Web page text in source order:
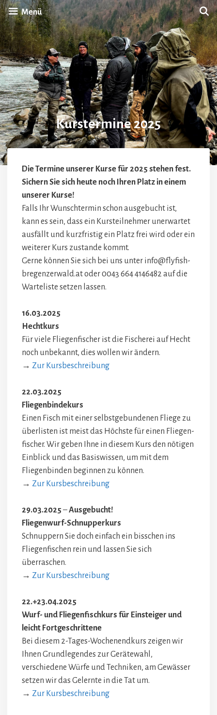
Zum
Inhalt
springen
Menü
Kurstermine 2025
Die Termine unserer Kurse für 2025 stehen fest.
Sichern Sie sich heute noch Ihren Platz in einem
unserer Kurse!
Falls Ihr Wunschtermin schon ausgebucht ist,
kann es sein, dass ein Kursteilnehmer unerwartet
ausfällt und kurzfristig ein Platz frei wird oder ein
weiterer Kurs zustande kommt.
Gerne können Sie sich bei uns unter info@flyfish-
bregenzerwald.at oder 0043 664 4146482 auf die
Warteliste setzen lassen.
16.03.2025
Hechtkurs
Für viele Fliegenfischer ist die Fischerei auf Hecht
noch unbekannt, dies wollen wir ändern.
→ Zur Kursbeschreibung
22.03.2025
Fliegenbindekurs
Einen Fisch mit einer selbstgebundenen Fliege zu
überlisten ist meist das Höchste für einen Fliegen-
fischer. Wir geben Ihne in diesem Kurs den nötigen
Einblick und das Basiswissen, um mit dem
Fliegenbinden beginnen zu können.
→ Zur Kursbeschreibung
29.03.2025 –Ausgebucht!
Fliegenwurf-Schnupperkurs
Schnuppern Sie doch einfach ein bisschen ins
Fliegenfischen rein und lassen Sie sich
überraschen.
→ Zur Kursbeschreibung
22.+23.04.2025
Wurf- und Fliegenfischkurs für Einsteiger und
leicht Fortgeschrittene
Bei diesem 2-Tages-Wochenendkurs zeigen wir
Ihnen Grundlegendes zur Gerätewahl,
verschiedene Würfe und Techniken, am Gewässer
setzen wir das Gelernte in die Tat um.
→ Zur Kursbeschreibung